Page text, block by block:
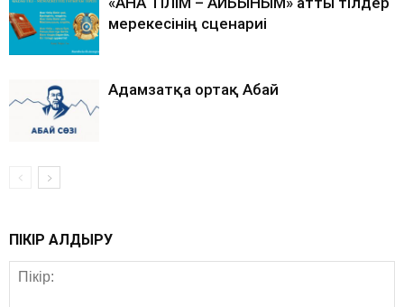
мерекесінің сценариі
Адамзатқа ортақ Абай
ПІКІР ҚАЛДЫРУ